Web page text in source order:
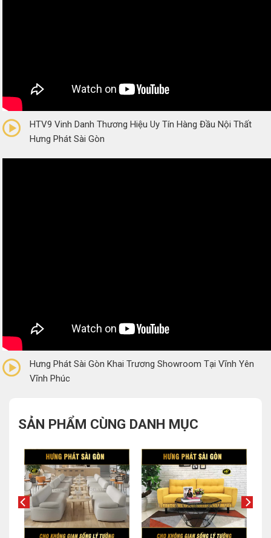
(0 Reviews)
HTV9 Vinh Danh Thương Hiệu Uy Tín Hàng Đầu Nội Thất
Hưng Phát Sài Gòn
(0 Reviews)
Hưng Phát Sài Gòn Khai Trương Showroom Tại Vĩnh Yên
Vĩnh Phúc
SẢN PHẨM CÙNG DANH MỤC